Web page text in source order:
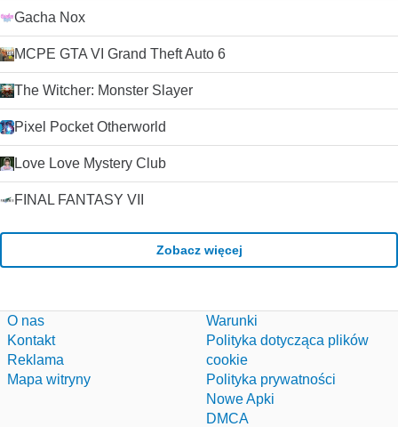
Gacha Nox
MCPE GTA VI Grand Theft Auto 6
The Witcher: Monster Slayer
Pixel Pocket Otherworld
Love Love Mystery Club
FINAL FANTASY VII
Zobacz więcej
O nas
Kontakt
Reklama
Mapa witryny
Warunki
Polityka dotycząca plików
cookie
Polityka prywatności
Nowe Apki
DMCA